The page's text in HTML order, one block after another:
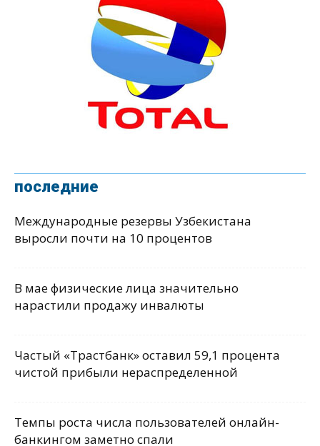
последние
Международные резервы Узбекистана
выросли почти на 10 процентов
В мае физические лица значительно
нарастили продажу инвалюты
Частый «Трастбанк» оставил 59,1 процента
чистой прибыли нераспределенной
Темпы роста числа пользователей онлайн-
банкингом заметно спали